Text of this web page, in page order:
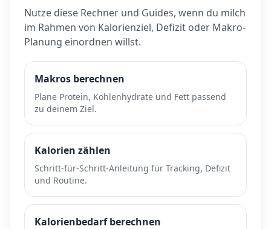
Nutze diese Rechner und Guides, wenn du milch
im Rahmen von Kalorienziel, Defizit oder Makro-
Planung einordnen willst.
Makros berechnen
Plane Protein, Kohlenhydrate und Fett passend
zu deinem Ziel.
Kalorien zählen
Schritt-für-Schritt-Anleitung für Tracking, Defizit
und Routine.
Kalorienbedarf berechnen